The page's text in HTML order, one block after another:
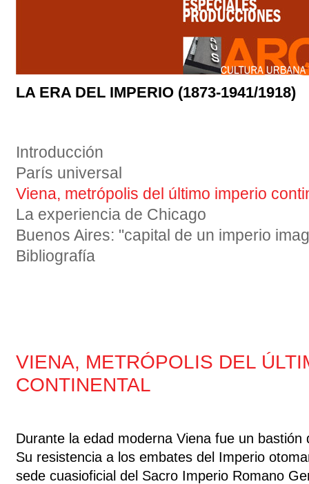
FASCISMO Y NAZISMO
LA SEGUNDA GUERRA MUNDIAL Y EL HOLOCAUSTO
EL MUNDO COLONIAL Y DEPENDIENTE
LOS AÑOS DORADOS EN EL
EL ESCENARIO COMUNISTA
IMPOSICIÓN Y CRISIS DEL
LA ERA DEL IMPERIO (1873-1941/1918)
Introducción
París universal
Viena, metrópolis del último imperio
La experiencia de Chicago
Buenos Aires: "capital de un imperio
Bibliografía
VIENA, METRÓPOLIS DEL
CONTINENTAL
Durante la edad moderna Viena fue un bastión
Su resistencia a los embates del Imperio
sede cuasioficial del Sacro Imperio Romano